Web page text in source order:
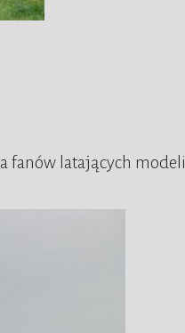
fanów latających modeli.